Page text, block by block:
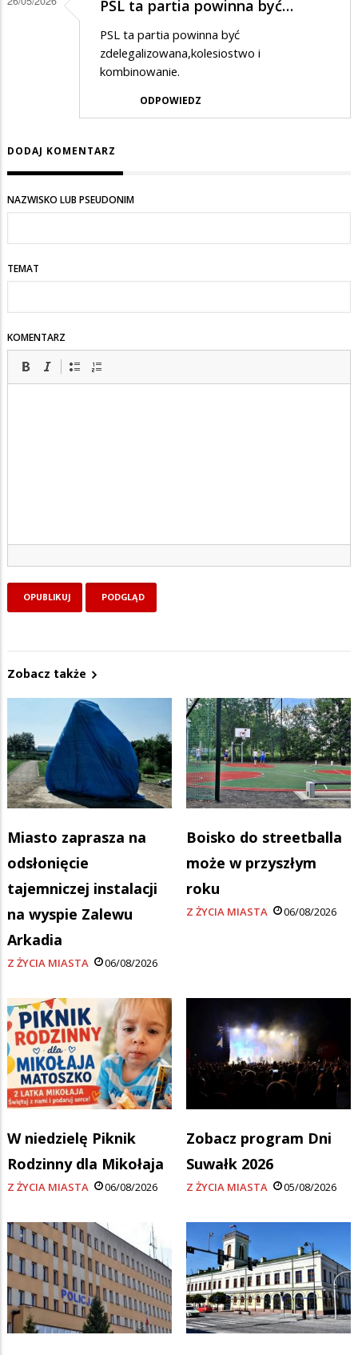
PSL ta partia powinna być…
PSL ta partia powinna być
zdelegalizowana,kolesiostwo i
kombinowanie.
ODPOWIEDZ
DODAJ KOMENTARZ
NAZWISKO LUB PSEUDONIM
TEMAT
KOMENTARZ
Zobacz także
Miasto zaprasza na
odsłonięcie
tajemniczej instalacji
na wyspie Zalewu
Arkadia
Z ŻYCIA MIASTA 06/08/2026
Boisko do streetballa
może w przyszłym
roku
Z ŻYCIA MIASTA 06/08/2026
W niedzielę Piknik
Rodzinny dla Mikołaja
Z ŻYCIA MIASTA 06/08/2026
Zobacz program Dni
Suwałk 2026
Z ŻYCIA MIASTA 05/08/2026